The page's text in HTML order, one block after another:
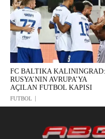
FC BALTIKA KALININGRAD:
RUSYA’NIN AVRUPA’YA
AÇILAN FUTBOL KAPISI
FUTBOL